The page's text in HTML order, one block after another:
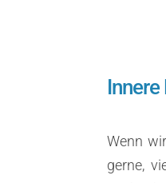
Wenn
gerne,